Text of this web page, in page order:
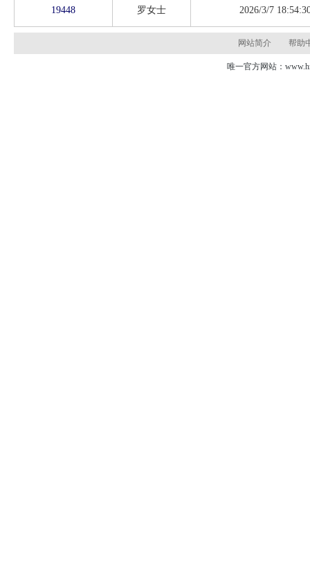
19448 罗女士 2026/3/7
网站简介 帮助
唯一官方网站：